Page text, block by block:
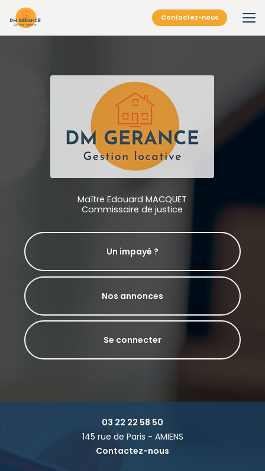
au
contenu
principal
Contactez-nous
Maître Edouard MACQUET
Commissaire de justice
Un impayé ?
Nos annonces
Se connecter
03 22 22 58 50
145 rue de Paris - AMIENS
Contactez-nous